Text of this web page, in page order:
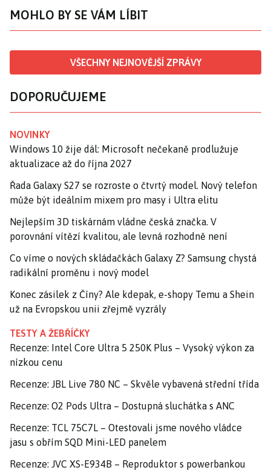
MOHLO BY SE VÁM LÍBIT
VŠECHNY NEJNOVĚJŠÍ ZPRÁVY
DOPORUČUJEME
NOVINKY
Windows 10 žije dál: Microsoft nečekaně prodlužuje
aktualizace až do října 2027
Řada Galaxy S27 se rozroste o čtvrtý model. Nový telefon
může být ideálním mixem pro masy i Ultra elitu
Nejlepším 3D tiskárnám vládne česká značka. V
porovnání vítězí kvalitou, ale levná rozhodně není
Co víme o nových skládačkách Galaxy Z? Samsung chystá
radikální proměnu i nový model
Konec zásilek z Číny? Ale kdepak, e-shopy Temu a Shein
už na Evropskou unii zřejmě vyzrály
TESTY A ŽEBŘÍČKY
Recenze: Intel Core Ultra 5 250K Plus – Vysoký výkon za
nízkou cenu
Recenze: JBL Live 780 NC – Skvěle vybavená střední třída
Recenze: O2 Pods Ultra – Dostupná sluchátka s ANC
Recenze: TCL 75C7L – Otestovali jsme nového vládce
jasu s obřím SQD Mini-LED panelem
Recenze: JVC XS-E934B – Reproduktor s powerbankou